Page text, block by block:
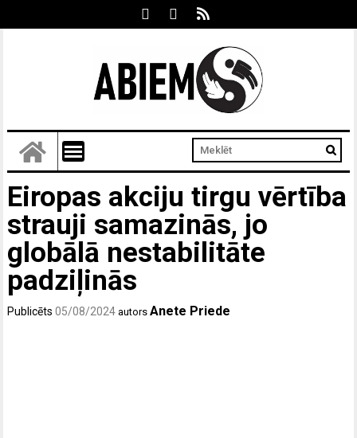
Eiropas akciju tirgu vērtība
strauji samazinās, jo
globālā nestabilitāte
padziļinās
Publicēts05/08/2024 autorsAnete Priede